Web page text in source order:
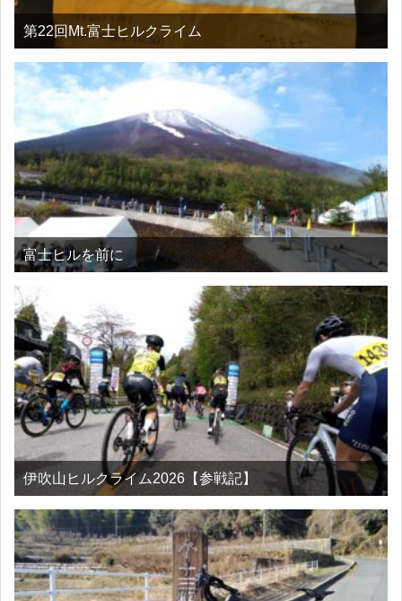
第22回Mt.富士ヒルクライム
富士ヒルを前に
伊吹山ヒルクライム2026【参戦記】